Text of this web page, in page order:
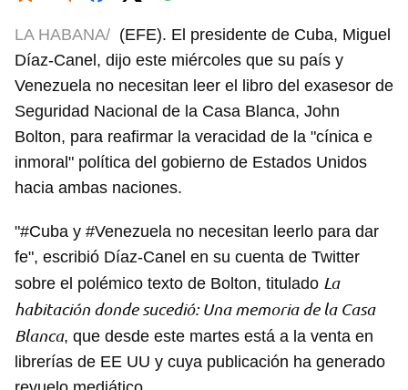
LA HABANA/ (EFE). El presidente de Cuba, Miguel
Díaz-Canel, dijo este miércoles que su país y
Venezuela no necesitan leer el libro del exasesor de
Seguridad Nacional de la Casa Blanca, John
Bolton, para reafirmar la veracidad de la "cínica e
inmoral" política del gobierno de Estados Unidos
hacia ambas naciones.
"#Cuba y #Venezuela no necesitan leerlo para dar
fe", escribió Díaz-Canel en su cuenta de Twitter
sobre el polémico texto de Bolton, titulado La
habitación donde sucedió: Una memoria de la Casa
Blanca, que desde este martes está a la venta en
librerías de EE UU y cuya publicación ha generado